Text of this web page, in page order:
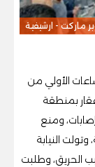
ماركت - ارشيفية
الأولي من
بمنطقة
ومنع
النيابة
الحريق، وطلبت